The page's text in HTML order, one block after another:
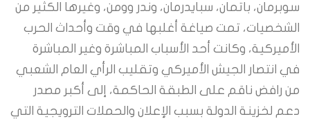
سوبرمان، باتمان، سبايدرمان، وندر وومن، وغيرها الكثير من
الشخصيات، تمت صياغة أغلبها في وقت وأحداث الحرب
الأميركية، وكانت أحد الأسباب المباشرة وغير المباشرة
في انتصار الجيش الأميركي وتقليب الرأي العام الشعبي
من رافض ناقم على الطبقة الحاكمة، إلى أكبر مصدر
دعم لخزينة الدولة بسبب الإعلان والحملات الترويجية التي